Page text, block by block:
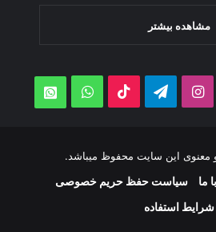
مشاهده بیشتر
Instagram
Telegram
TikTok
WhatsApp
معنوی این سایت محفوظ میباشد.
ما
سیاست حفظ حریم خصوصی
شرایط استفاده